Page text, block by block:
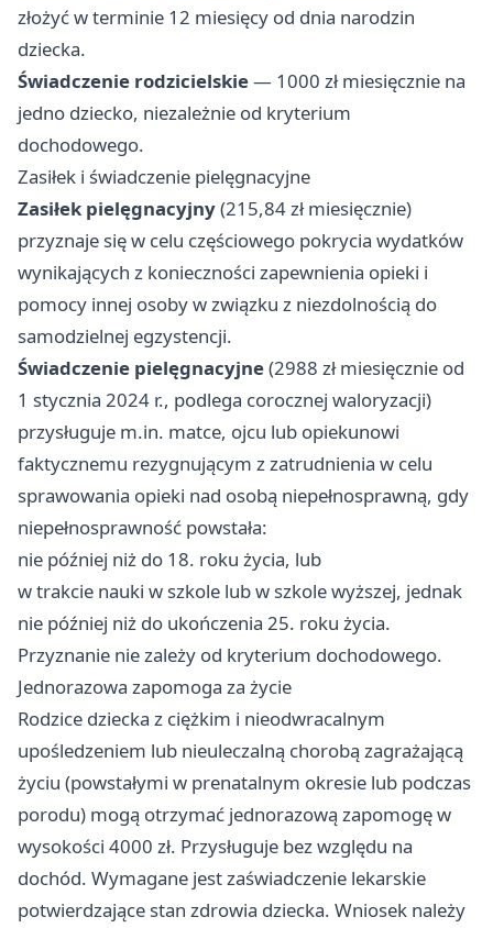
złożyć w terminie 12 miesięcy od dnia narodzin
dziecka.
Świadczenie rodzicielskie— 1000 zł miesięcznie na
jedno dziecko, niezależnie od kryterium
dochodowego.
Zasiłek i świadczenie pielęgnacyjne
Zasiłek pielęgnacyjny(215,84 zł miesięcznie)
przyznaje się w celu częściowego pokrycia wydatków
wynikających z konieczności zapewnienia opieki i
pomocy innej osoby w związku z niezdolnością do
samodzielnej egzystencji.
Świadczenie pielęgnacyjne(2988 zł miesięcznie od
1 stycznia 2024 r., podlega corocznej waloryzacji)
przysługuje m.in. matce, ojcu lub opiekunowi
faktycznemu rezygnującym z zatrudnienia w celu
sprawowania opieki nad osobą niepełnosprawną, gdy
niepełnosprawność powstała:
nie później niż do 18. roku życia, lub
w trakcie nauki w szkole lub w szkole wyższej, jednak
nie później niż do ukończenia 25. roku życia.
Przyznanie nie zależy od kryterium dochodowego.
Jednorazowa zapomoga za życie
Rodzice dziecka z ciężkim i nieodwracalnym
upośledzeniem lub nieuleczalną chorobą zagrażającą
życiu (powstałymi w prenatalnym okresie lub podczas
porodu) mogą otrzymać jednorazową zapomogę w
wysokości 4000 zł. Przysługuje bez względu na
dochód. Wymagane jest zaświadczenie lekarskie
potwierdzające stan zdrowia dziecka. Wniosek należy